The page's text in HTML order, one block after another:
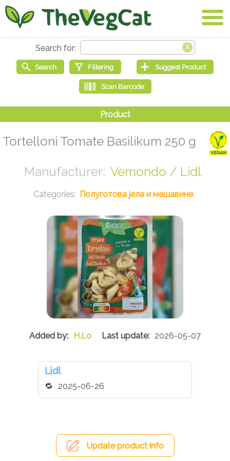
Tortelloni Tomate Basilikum 250 g
Vemondo / Lidl
Полуготова јела и мешавине
H.Lo 2026-05-07
Lidl
2025-06-26
Update product info